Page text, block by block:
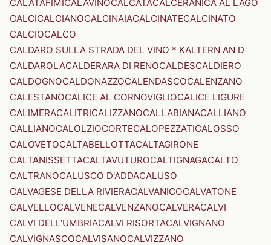
CALATAFIMICALAVINOCALCATACALCERANICA AL LAGO
CALCICALCIANOCALCINAIACALCINATECALCINATO
CALCIOCALCO
CALDARO SULLA STRADA DEL VINO * KALTERN AN D
CALDAROLACALDERARA DI RENOCALDESCALDIERO
CALDOGNOCALDONAZZOCALENDASCOCALENZANO
CALESTANOCALICE AL CORNOVIGLIOCALICE LIGURE
CALIMERACALITRICALIZZANOCALLABIANACALLIANO
CALLIANOCALOLZIOCORTECALOPEZZATICALOSSO
CALOVETOCALTABELLOTTACALTAGIRONE
CALTANISSETTACALTAVUTUROCALTIGNAGACALTO
CALTRANOCALUSCO D'ADDACALUSO
CALVAGESE DELLA RIVIERACALVANICOCALVATONE
CALVELLOCALVENECALVENZANOCALVERACALVI
CALVI DELL'UMBRIACALVI RISORTACALVIGNANO
CALVIGNASCOCALVISANOCALVIZZANO